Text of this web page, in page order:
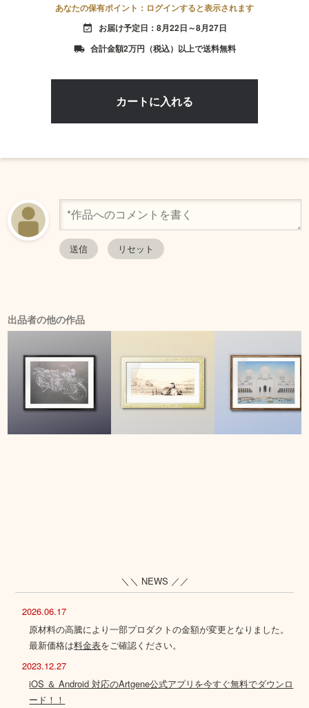
あなたの保有ポイント：ログインすると表示されます
event_available お届け予定日：8月22日～8月27日
local_shipping 合計金額2万円（税込）以上で送料無料
出品者の他の作品
＼＼ NEWS ／／
2026.06.17
原材料の高騰により一部プロダクトの金額が変更となりました。
最新価格は料金表をご確認ください。
2023.12.27
iOS ＆ Android 対応のArtgene公式アプリを今すぐ無料でダウンロ
ード！！